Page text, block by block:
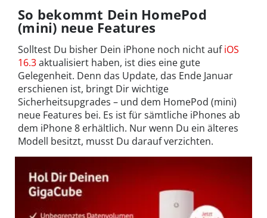
So bekommt Dein HomePod
(mini) neue Features
Solltest Du bisher Dein iPhone noch nicht aufiOS
16.3aktualisiert haben, ist dies eine gute
Gelegenheit. Denn das Update, das Ende Januar
erschienen ist, bringt Dir wichtige
Sicherheitsupgrades – und dem HomePod (mini)
neue Features bei. Es ist für sämtliche iPhones ab
dem iPhone 8 erhältlich. Nur wenn Du ein älteres
Modell besitzt, musst Du darauf verzichten.